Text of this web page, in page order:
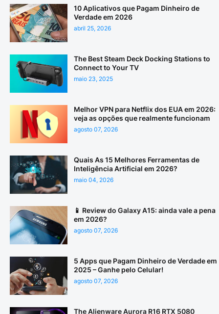
10 Aplicativos que Pagam Dinheiro de
Verdade em 2026
abril 25, 2026
The Best Steam Deck Docking Stations to
Connect to Your TV
maio 23, 2025
Melhor VPN para Netflix dos EUA em 2026:
veja as opções que realmente funcionam
agosto 07, 2026
Quais As 15 Melhores Ferramentas de
Inteligência Artificial em 2026?
maio 04, 2026
📱 Review do Galaxy A15: ainda vale a pena
em 2026?
agosto 07, 2026
5 Apps que Pagam Dinheiro de Verdade em
2025 – Ganhe pelo Celular!
agosto 07, 2026
The Alienware Aurora R16 RTX 5080